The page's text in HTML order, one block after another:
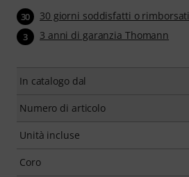
30 30 giorni soddisfatti o rimborsati
3 3 anni di garanzia Thomann
In catalogo dal
Numero di articolo
Unità incluse
Coro